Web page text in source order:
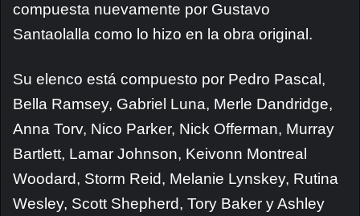
compuesta nuevamente por Gustavo
Santaolalla como lo hizo en la obra original.
Su elenco está compuesto por Pedro Pascal,
Bella Ramsey, Gabriel Luna, Merle Dandridge,
Anna Torv, Nico Parker, Nick Offerman, Murray
Bartlett, Lamar Johnson, Keivonn Montreal
Woodard, Storm Reid, Melanie Lynskey, Rutina
Wesley, Scott Shepherd, Tory Baker y Ashley